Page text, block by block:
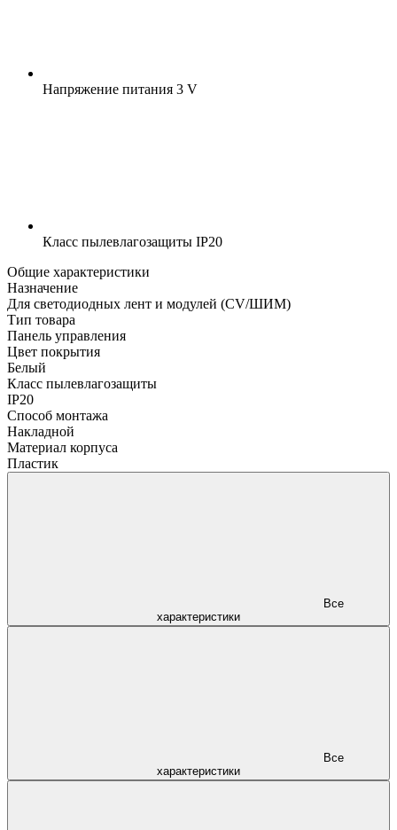
Напряжение питания 3 V
Класс пылевлагозащиты IP20
Общие характеристики
Назначение
Для светодиодных лент и модулей (CV/ШИМ)
Тип товара
Панель управления
Цвет покрытия
Белый
Класс пылевлагозащиты
IP20
Способ монтажа
Накладной
Материал корпуса
Пластик
характеристики
характеристики